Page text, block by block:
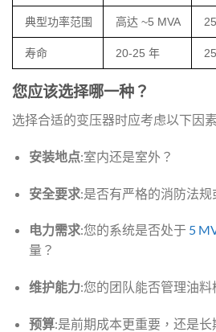
典型功率范围 高达 ~5 MVA
寿命 20-25 年
您应该选择哪一种？
选择合适的变压器时应考虑以下因
安装地点:室内还是室外？
安全要求:是否有严格的消防法规
电力需求:您的系统是否处于 5
量？
维护能力:您的团队能否管理油料
预算:是前期成本更重要，还是长